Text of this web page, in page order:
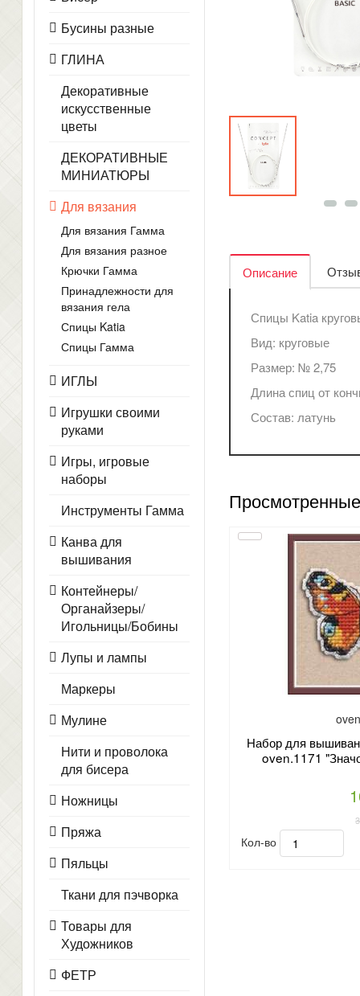
Бусины разные
ГЛИНА
Декоративные
искусственные
цветы
ДЕКОРАТИВНЫЕ
МИНИАТЮРЫ
Для вязания
Для вязания Гамма
Для вязания разное
Крючки Гамма
Принадлежности для
вязания гела
Спицы Katia
Спицы Гамма
ИГЛЫ
Игрушки своими
руками
Игры, игровые
наборы
Инструменты Гамма
Канва для
вышивания
Контейнеры/
Органайзеры/
Игольницы/Бобины
Лупы и лампы
Маркеры
Мулине
Нити и проволока
для бисера
Ножницы
Пряжа
Пяльцы
Ткани для пэчворка
Товары для
Художников
ФЕТР
Описание
Спицы Katia
Вид: круговые
Размер: № 2,75
Длина спиц от
Состав: латунь
Набор для
oven.1171
Кол-во